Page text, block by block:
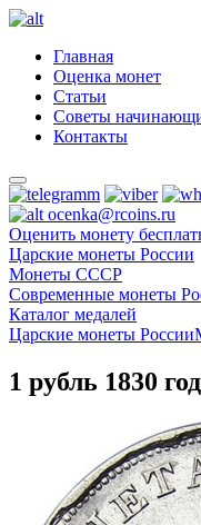
Главная
Оценка монет
Статьи
Советы
Контакты
ocenka@rcoins.ru
Оценить монету
Царские монеты России
Монеты СССР
Современные монеты
Каталог медалей
Царские монеты России
1 рубль 1830